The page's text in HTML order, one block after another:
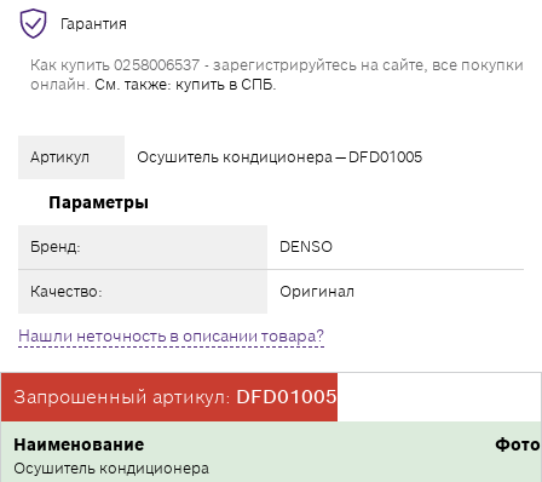
Артикул Осушитель кондиционера — DFD01005
Параметры
Бренд: DENSO
Качество: Оригинал
Нашли неточность в описании товара?
Гарантия
Как купить 0258006537 - зарегистрируйтесь на сайте, все покупки
онлайн. См. также: купить в СПБ.
Запрошенный артикул: DFD01005
Фото
Наименование
Осушитель кондиционера